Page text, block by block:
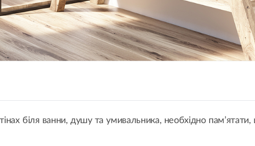
біля ванни, душу та умивальника, необхідно